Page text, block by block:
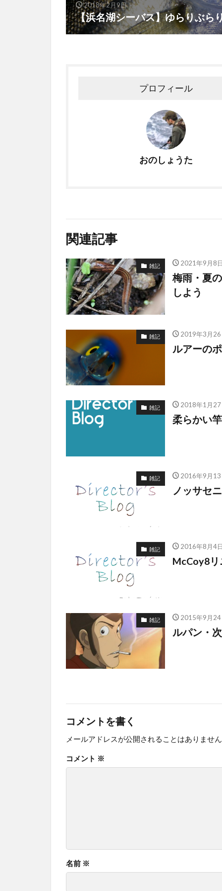
2018年2月9日
【浜名湖シーバス】ゆらりぶら
プロフィール
おのしょうた
関連記事
雑記 2021年9月8
梅雨・夏
しよう
雑記 2019年3月26
ルアーの
雑記 2018年1月27
柔らかい
雑記 2016年9月13
ノッサセ
雑記 2016年8月4
McCoy8
雑記 2015年9月24
ルパン・
コメントを書く
メールアドレスが公開されることはありませ
コメント ※
名前 ※